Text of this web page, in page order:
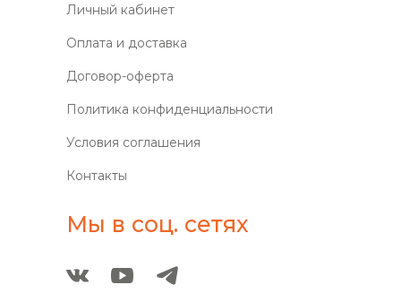
Личный кабинет
Оплата и доставка
Договор-оферта
Политика конфиденциальности
Условия соглашения
Контакты
Мы в соц. сетях